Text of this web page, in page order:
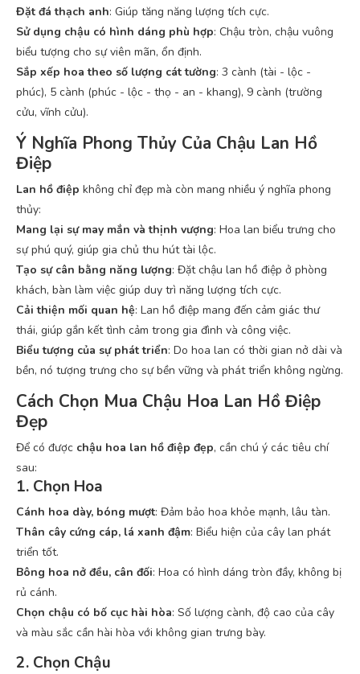
Đặt đá thạch anh: Giúp tăng năng lượng tích cực.
Sử dụng chậu có hình dáng phù hợp: Chậu tròn, chậu vuông
biểu tượng cho sự viên mãn, ổn định.
Sắp xếp hoa theo số lượng cát tường: 3 cành (tài - lộc -
phúc), 5 cành (phúc - lộc - thọ - an - khang), 9 cành (trường
cửu, vĩnh cửu).
Ý Nghĩa Phong Thủy Của Chậu Lan Hồ
Điệp
Lan hồ điệp không chỉ đẹp mà còn mang nhiều ý nghĩa phong
thủy:
Mang lại sự may mắn và thịnh vượng: Hoa lan biểu trưng cho
sự phú quý, giúp gia chủ thu hút tài lộc.
Tạo sự cân bằng năng lượng: Đặt chậu lan hồ điệp ở phòng
khách, bàn làm việc giúp duy trì năng lượng tích cực.
Cải thiện mối quan hệ: Lan hồ điệp mang đến cảm giác thư
thái, giúp gắn kết tình cảm trong gia đình và công việc.
Biểu tượng của sự phát triển: Do hoa lan có thời gian nở dài và
bền, nó tượng trưng cho sự bền vững và phát triển không ngừng.
Cách Chọn Mua Chậu Hoa Lan Hồ Điệp
Đẹp
Để có được chậu hoa lan hồ điệp đẹp, cần chú ý các tiêu chí
sau:
1. Chọn Hoa
Cánh hoa dày, bóng mượt: Đảm bảo hoa khỏe mạnh, lâu tàn.
Thân cây cứng cáp, lá xanh đậm: Biểu hiện của cây lan phát
triển tốt.
Bông hoa nở đều, cân đối: Hoa có hình dáng tròn đầy, không bị
rủ cánh.
Chọn chậu có bố cục hài hòa: Số lượng cành, độ cao của cây
và màu sắc cần hài hòa với không gian trưng bày.
2. Chọn Chậu